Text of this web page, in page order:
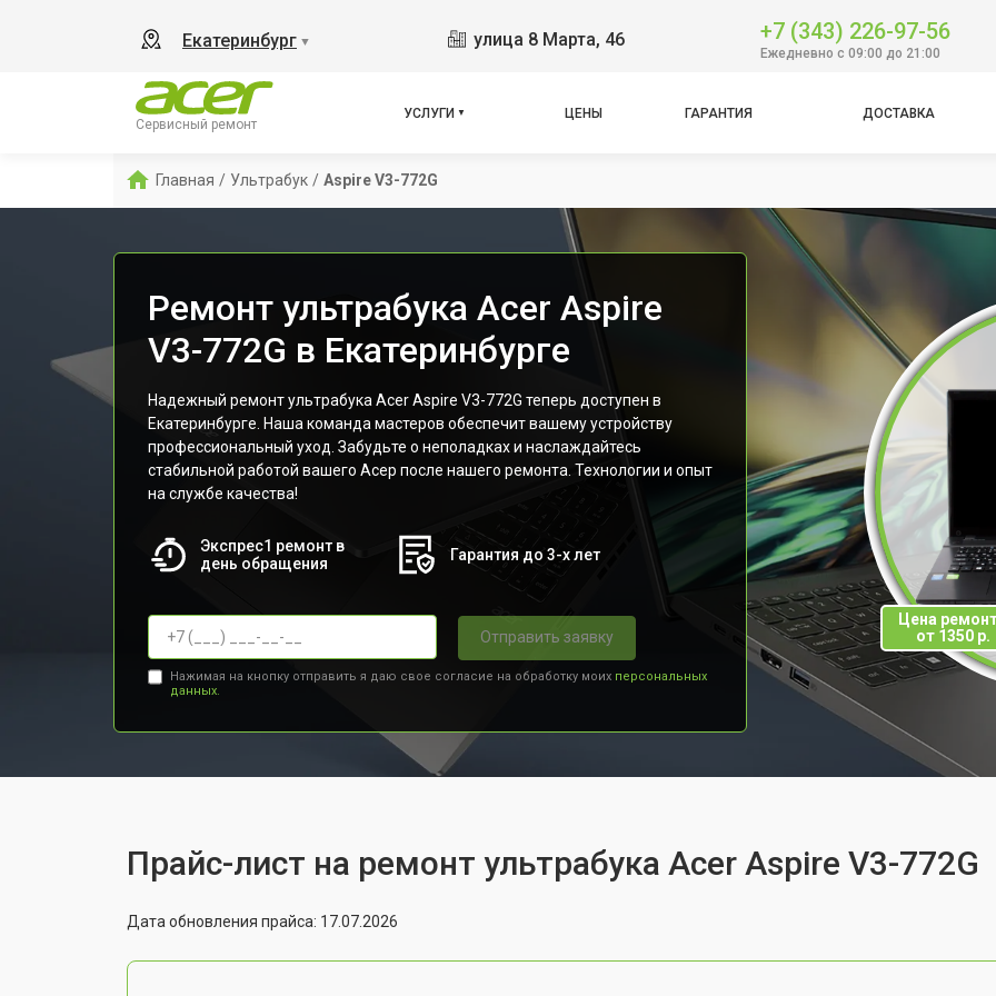
Екатеринбург ▼ улица 8 Марта, 46 +7 (343) 226-97-56
Ежедневно с 09:00 до 21:00
Сервисный ремонт
УСЛУГИ ЦЕНЫ ГАРАНТИЯ ДОСТАВКА
Главная / Ультрабук / Aspire V3-772G
Ремонт ультрабука Acer Aspire
V3-772G в Екатеринбурге
Надежный ремонт ультрабука Acer Aspire V3-772G теперь доступен в
Екатеринбурге. Наша команда мастеров обеспечит вашему устройству
профессиональный уход. Забудьте о неполадках и наслаждайтесь
стабильной работой вашего Асер после нашего ремонта. Технологии и опыт
на службе качества!
Экспрес1 ремонт в
день обращения
Гарантия до 3-х лет
Отправить заявку
Нажимая на кнопку отправить я даю свое согласие на обработку моих персональных
данных.
Цена
от 1350 р.
Прайс-лист на ремонт ультрабука Acer Aspire V3-772G
Дата обновления прайса: 17.07.2026